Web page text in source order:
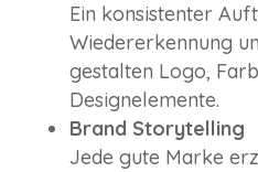
Ein konsistenter
Wiedererkennung
gestalten Logo,
Designelemente.
Brand Storytelling
Jede gute Marke